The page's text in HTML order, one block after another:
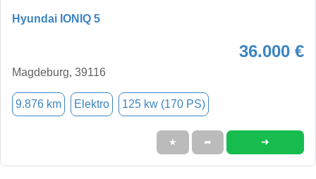
Hyundai IONIQ 5
36.000 €
Magdeburg, 39116
9.876 km Elektro 125 kw (170 PS)
★ ➦ ➜